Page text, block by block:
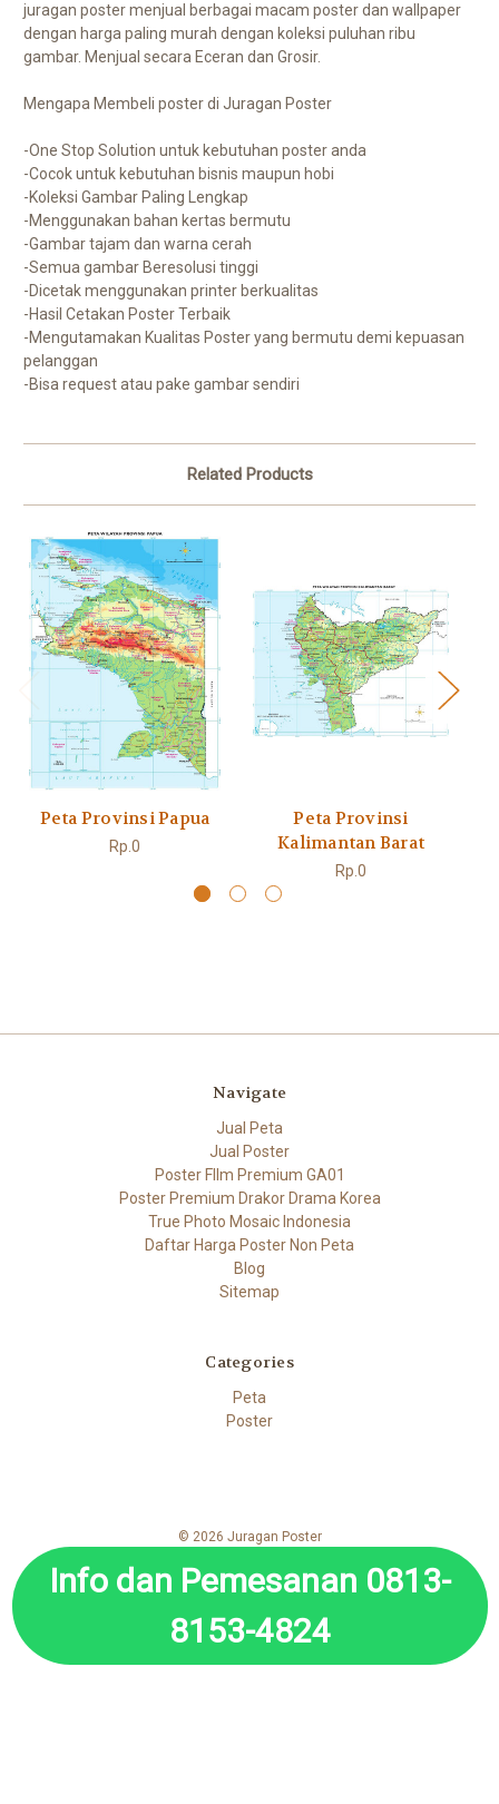
juragan poster menjual berbagai macam poster dan wallpaper
dengan harga paling murah dengan koleksi puluhan ribu
gambar. Menjual secara Eceran dan Grosir.
Mengapa Membeli poster di Juragan Poster
-One Stop Solution untuk kebutuhan poster anda
-Cocok untuk kebutuhan bisnis maupun hobi
-Koleksi Gambar Paling Lengkap
-Menggunakan bahan kertas bermutu
-Gambar tajam dan warna cerah
-Semua gambar Beresolusi tinggi
-Dicetak menggunakan printer berkualitas
-Hasil Cetakan Poster Terbaik
-Mengutamakan Kualitas Poster yang bermutu demi kepuasan
pelanggan
-Bisa request atau pake gambar sendiri
Related Products
Peta Provinsi Papua
Rp.0
Peta Provinsi
Kalimantan Barat
Rp.0
Navigate
Jual Peta
Jual Poster
Poster FIlm Premium GA01
Poster Premium Drakor Drama Korea
True Photo Mosaic Indonesia
Daftar Harga Poster Non Peta
Blog
Sitemap
Categories
Peta
Poster
© 2026 Juragan Poster
Info dan Pemesanan 0813-
8153-4824